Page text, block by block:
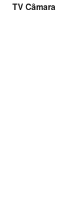
TV Câmara